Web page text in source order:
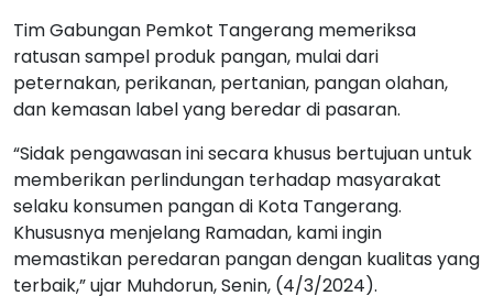
Tim Gabungan Pemkot Tangerang memeriksa
ratusan sampel produk pangan, mulai dari
peternakan, perikanan, pertanian, pangan olahan,
dan kemasan label yang beredar di pasaran.
“Sidak pengawasan ini secara khusus bertujuan untuk
memberikan perlindungan terhadap masyarakat
selaku konsumen pangan di Kota Tangerang.
Khususnya menjelang Ramadan, kami ingin
memastikan peredaran pangan dengan kualitas yang
terbaik,” ujar Muhdorun, Senin, (4/3/2024).